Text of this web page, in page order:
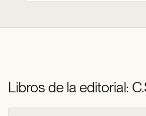
Libros de la editorial: